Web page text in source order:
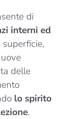
di
interni ed
delle
lo spirito
.